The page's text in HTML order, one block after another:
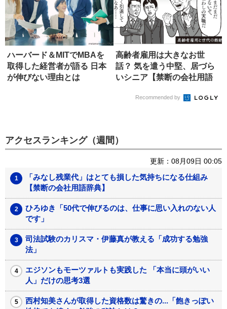
ハーバード＆MITでMBAを
取得した経営者が語る 日本
が伸びない理由とは
高齢者雇用は大きなお世
話？ 気を遣う中堅、居づら
いシニア【禁断の会社用語
Recommended by
アクセスランキング（週間）
更新：08月09日 00:05
「みなし残業代」はとても損した気持ちになる仕組み
【禁断の会社用語辞典】
ひろゆき「50代で伸びるのは、仕事に思い入れのない人
です」
司法試験のカリスマ・伊藤真が教える「成功する勉強
法」
エジソンもモーツァルトも実践した 「本当に頭がいい
人」だけの思考3選
西村知美さんが取得した資格数は驚きの...「飽きっぽい